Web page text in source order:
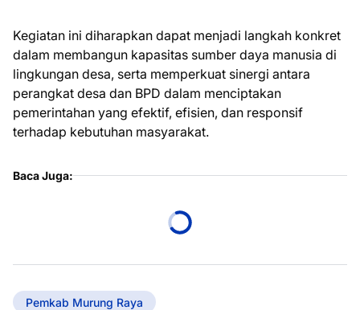
Kegiatan ini diharapkan dapat menjadi langkah konkret
dalam membangun kapasitas sumber daya manusia di
lingkungan desa, serta memperkuat sinergi antara
perangkat desa dan BPD dalam menciptakan
pemerintahan yang efektif, efisien, dan responsif
terhadap kebutuhan masyarakat.
Baca Juga:
Pemkab Murung Raya